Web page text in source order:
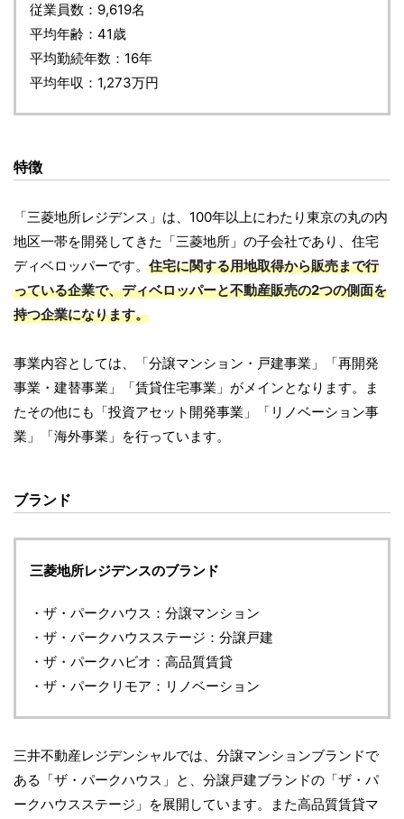
従業員数：9,619名
平均年齢：41歳
平均勤続年数：16年
平均年収：1,273万円
特徴
「三菱地所レジデンス」は、100年以上にわたり東京の丸の内
地区一帯を開発してきた「三菱地所」の子会社であり、住宅
ディベロッパーです。 住宅に関する用地取得から販売まで行
っている企業で、ディベロッパーと不動産販売の2つの側面を
持つ企業になります。
事業内容としては、「分譲マンション・戸建事業」「再開発
事業・建替事業」「賃貸住宅事業」がメインとなります。ま
たその他にも「投資アセット開発事業」「リノベーション事
業」「海外事業」を行っています。
ブランド
三菱地所レジデンスのブランド
・ザ・パークハウス：分譲マンション
・ザ・パークハウスステージ：分譲戸建
・ザ・パークハビオ：高品質賃貸
・ザ・パークリモア：リノベーション
三井不動産レジデンシャルでは、分譲マンションブランドで
ある「ザ・パークハウス」と、分譲戸建ブランドの「ザ・パ
ークハウスステージ」を展開しています。また高品質賃貸マ